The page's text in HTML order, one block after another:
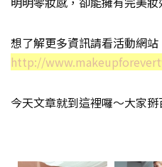
想了解更多資訊請看活動網站
http://
今天文章就到這裡囉～大家掰